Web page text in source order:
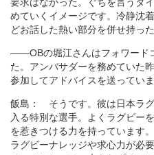
めていくイメージです。冷静沈
どお話した熱い部分を併せ持った
――OBの堀江さんはフォワード
た。アンバサダーを務めていた
参加してアドバイスを送っていま
飯島： そうです。彼は日本ラ
入る特別な選手。よくラグビー
を惹きつける力を持っています
ラグビーナレッジや求心力が必